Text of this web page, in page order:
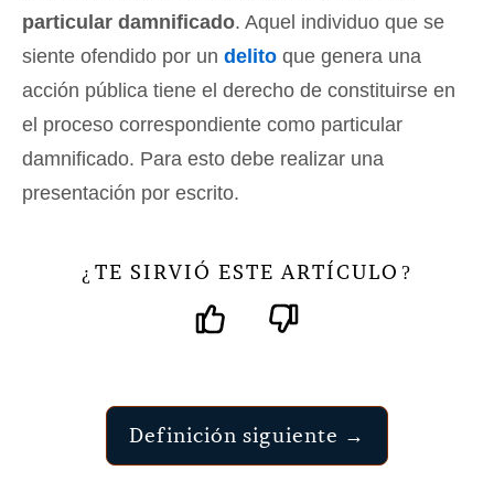
particular damnificado. Aquel individuo que se
siente ofendido por un delito que genera una
acción pública tiene el derecho de constituirse en
el proceso correspondiente como particular
damnificado. Para esto debe realizar una
presentación por escrito.
¿ TE SIRVIÓ ESTE ARTÍCULO ?
Definición siguiente →